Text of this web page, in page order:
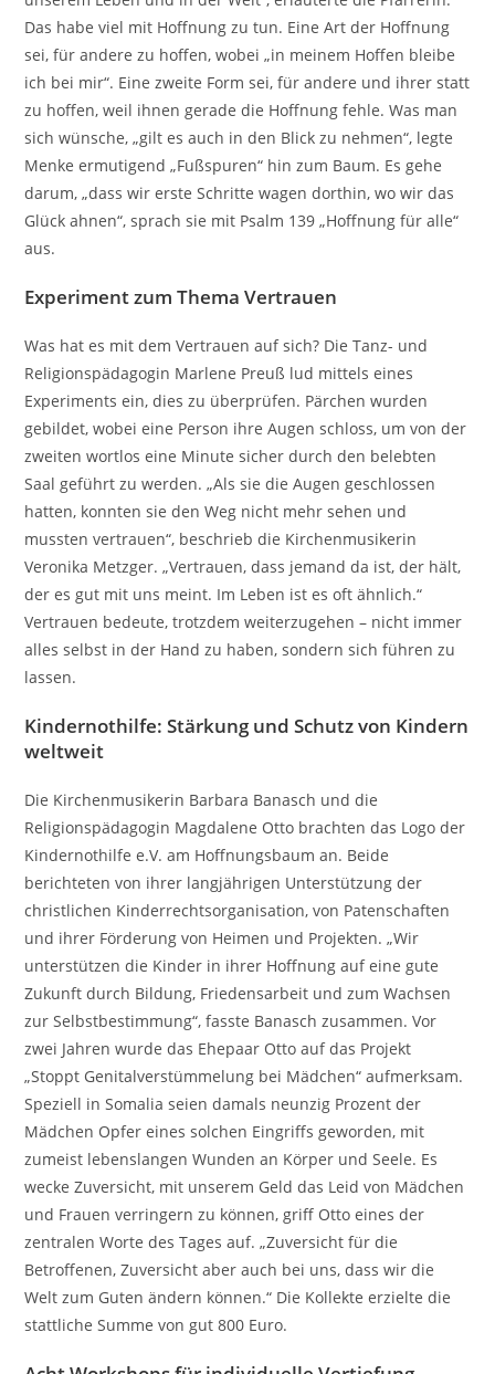
Das habe viel mit Hoffnung zu tun. Eine Art der Hoffnung
sei, für andere zu hoffen, wobei „in meinem Hoffen bleibe
ich bei mir“. Eine zweite Form sei, für andere und ihrer statt
zu hoffen, weil ihnen gerade die Hoffnung fehle. Was man
sich wünsche, „gilt es auch in den Blick zu nehmen“, legte
Menke ermutigend „Fußspuren“ hin zum Baum. Es gehe
darum, „dass wir erste Schritte wagen dorthin, wo wir das
Glück ahnen“, sprach sie mit Psalm 139 „Hoffnung für alle“
aus.
Experiment zum Thema Vertrauen
Was hat es mit dem Vertrauen auf sich? Die Tanz- und
Religionspädagogin Marlene Preuß lud mittels eines
Experiments ein, dies zu überprüfen. Pärchen wurden
gebildet, wobei eine Person ihre Augen schloss, um von der
zweiten wortlos eine Minute sicher durch den belebten
Saal geführt zu werden. „Als sie die Augen geschlossen
hatten, konnten sie den Weg nicht mehr sehen und
mussten vertrauen“, beschrieb die Kirchenmusikerin
Veronika Metzger. „Vertrauen, dass jemand da ist, der hält,
der es gut mit uns meint. Im Leben ist es oft ähnlich.“
Vertrauen bedeute, trotzdem weiterzugehen – nicht immer
alles selbst in der Hand zu haben, sondern sich führen zu
lassen.
Kindernothilfe: Stärkung und Schutz von Kindern
weltweit
Die Kirchenmusikerin Barbara Banasch und die
Religionspädagogin Magdalene Otto brachten das Logo der
Kindernothilfe e.V. am Hoffnungsbaum an. Beide
berichteten von ihrer langjährigen Unterstützung der
christlichen Kinderrechtsorganisation, von Patenschaften
und ihrer Förderung von Heimen und Projekten. „Wir
unterstützen die Kinder in ihrer Hoffnung auf eine gute
Zukunft durch Bildung, Friedensarbeit und zum Wachsen
zur Selbstbestimmung“, fasste Banasch zusammen. Vor
zwei Jahren wurde das Ehepaar Otto auf das Projekt
„Stoppt Genitalverstümmelung bei Mädchen“ aufmerksam.
Speziell in Somalia seien damals neunzig Prozent der
Mädchen Opfer eines solchen Eingriffs geworden, mit
zumeist lebenslangen Wunden an Körper und Seele. Es
wecke Zuversicht, mit unserem Geld das Leid von Mädchen
und Frauen verringern zu können, griff Otto eines der
zentralen Worte des Tages auf. „Zuversicht für die
Betroffenen, Zuversicht aber auch bei uns, dass wir die
Welt zum Guten ändern können.“ Die Kollekte erzielte die
stattliche Summe von gut 800 Euro.